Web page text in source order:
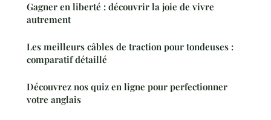
Gagner en liberté : découvrir la joie de vivre
autrement
Les meilleurs câbles de traction pour tondeuses :
comparatif détaillé
Découvrez nos quiz en ligne pour perfectionner
votre anglais